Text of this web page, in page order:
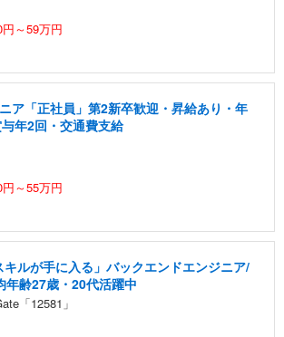
～59万円
ア「正社員」第2新卒歓迎・昇給あり・年
年2回・交通費支給
～55万円
キルが手に入る」バックエンドエンジニア/
年齢27歳・20代活躍中
「12581」